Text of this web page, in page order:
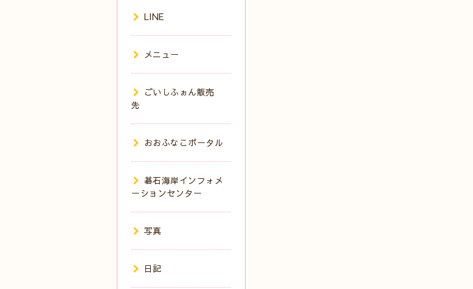
LINE
メニュー
ごいしふぉん販売
先
おおふなこポータル
碁石海岸インフォメ
ーションセンター
写真
日記